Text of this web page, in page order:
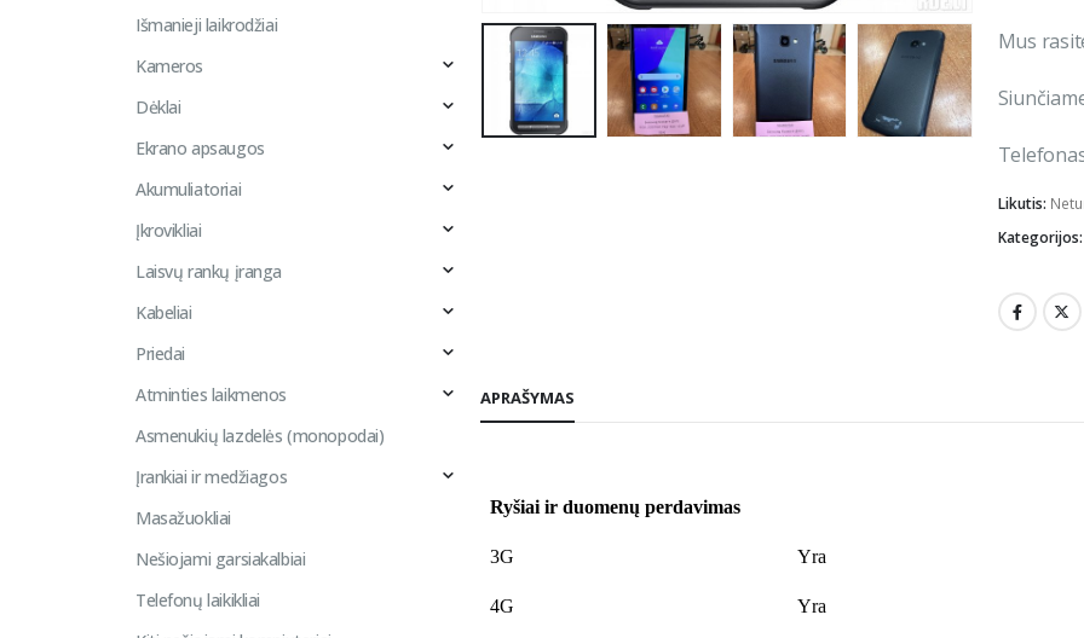
Mus
Likutis:
Kategorijos:
APRAŠYMAS
Ryšiai ir duomenų perdavimas
3G Yra
4G Yra
Išmanieji laikrodžiai
Kameros
Dėklai
Ekrano apsaugos
Akumuliatoriai
Įkrovikliai
Laisvų rankų įranga
Kabeliai
Priedai
Atminties laikmenos
Asmenukių lazdelės (monopodai)
Įrankiai ir medžiagos
Masažuokliai
Nešiojami garsiakalbiai
Telefonų laikikliai